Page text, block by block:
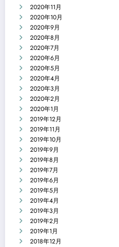
2020年11月
2020年10月
2020年9月
2020年8月
2020年7月
2020年6月
2020年5月
2020年4月
2020年3月
2020年2月
2020年1月
2019年12月
2019年11月
2019年10月
2019年9月
2019年8月
2019年7月
2019年6月
2019年5月
2019年4月
2019年3月
2019年2月
2019年1月
2018年12月